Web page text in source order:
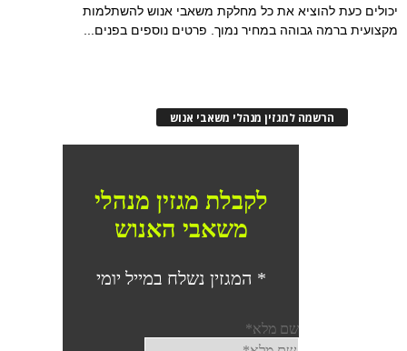
יכולים כעת להוציא את כל מחלקת משאבי אנוש להשתלמות
מקצועית ברמה גבוהה במחיר נמוך. פרטים נוספים בפנים...
הרשמה למגזין מנהלי משאבי אנוש